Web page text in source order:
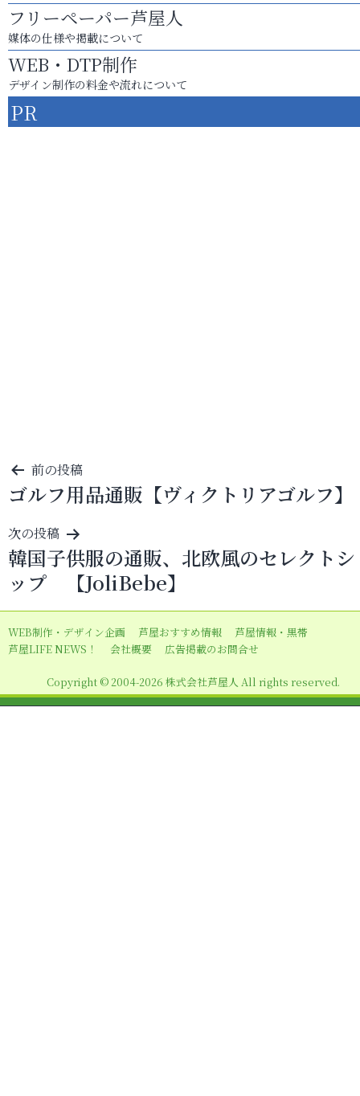
フリーペーパー芦屋人
媒体の仕様や掲載について
WEB・DTP制作
デザイン制作の料金や流れについて
PR
投
稿
ナ
ビ
ゲ
ー
シ
ョ
前の投稿
ゴルフ用品通販【ヴィクトリアゴルフ】
次の投稿
韓国子供服の通販、北欧風のセレクト
ップ 【JoliBebe】
WEB制作・デザイン企画 芦屋おすすめ情報
芦屋情報・黒帯
芦屋LIFE NEWS！
会社概要 広告掲載のお問合せ
Copyright © 2004-2026 株式会社芦屋人 All rights reserved.